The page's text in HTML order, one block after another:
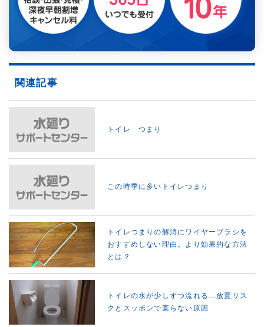
関連記事
トイレ つまり
この時季に多いトイレつまり
トイレつまりの解消にワイヤーブラシを
おすすめしない理由。より効果的な方法
とは？
トイレの水が少しずつ流れる…放置リス
クとスッポンで直らない原因